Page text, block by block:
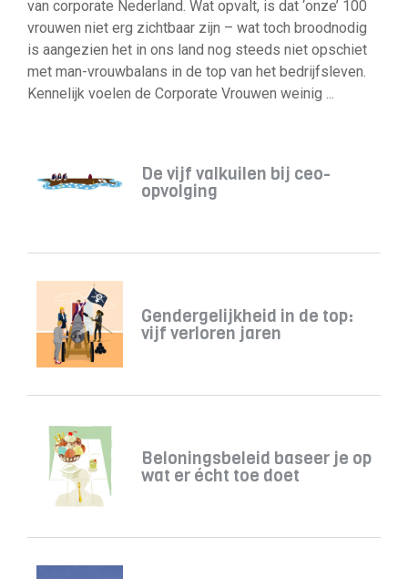
van corporate Nederland. Wat opvalt, is dat ‘onze’ 100
vrouwen niet erg zichtbaar zijn – wat toch broodnodig
is aangezien het in ons land nog steeds niet opschiet
met man-vrouwbalans in de top van het bedrijfsleven.
Kennelijk voelen de Corporate Vrouwen weinig ...
De vijf valkuilen bij ceo-
opvolging
Gendergelijkheid in de top:
vijf verloren jaren
Beloningsbeleid baseer je op
wat er écht toe doet